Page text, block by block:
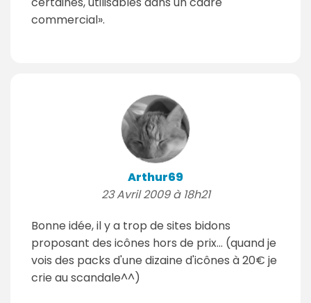
commercial».
Arthur69
23 Avril 2009 à 18h21
Bonne idée, il y a trop de sites bidons
proposant des icônes hors de prix... (quand je
vois des packs d'une dizaine d'icônes à 20€ je
crie au scandale^^)